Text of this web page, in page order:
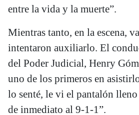
entre la vida y la muerte”.
Mientras tanto, en la escena,
intentaron auxiliarlo. El
del Poder Judicial, Henry
uno de los primeros en
lo senté, le vi el pantalón
de inmediato al 9-1-1”.